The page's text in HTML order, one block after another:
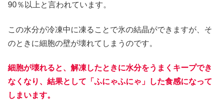
90％以上と言われています。
この水分が冷凍中に凍ることで氷の結晶ができますが、そ
のときに細胞の壁が壊れてしまうのです。
細胞が壊れると、解凍したときに水分をうまくキープでき
なくなり、結果として「ふにゃふにゃ」した食感になって
しまいます。